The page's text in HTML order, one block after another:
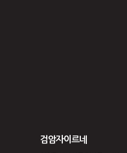
검암자이르네